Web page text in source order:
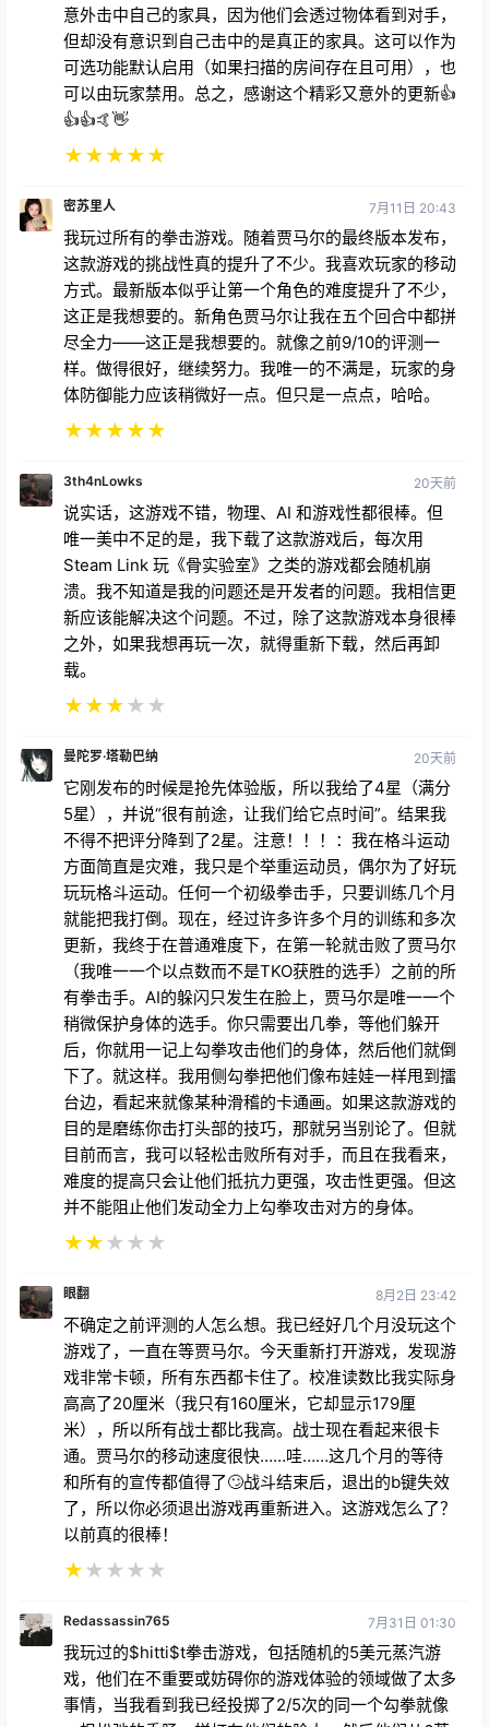
意外击中自己的家具，因为他们会透过物体看到对手，
但却没有意识到自己击中的是真正的家具。这可以作为
可选功能默认启用（如果扫描的房间存在且可用），也
可以由玩家禁用。总之，感谢这个精彩又意外的更新👍
👍👍🤙👋
★★★★★
密苏里人 7月11日 20:43
我玩过所有的拳击游戏。随着贾马尔的最终版本发布，
这款游戏的挑战性真的提升了不少。我喜欢玩家的移动
方式。最新版本似乎让第一个角色的难度提升了不少，
这正是我想要的。新角色贾马尔让我在五个回合中都拼
尽全力——这正是我想要的。就像之前9/10的评测一
样。做得很好，继续努力。我唯一的不满是，玩家的身
体防御能力应该稍微好一点。但只是一点点，哈哈。
★★★★★
3th4nLowks 20天前
说实话，这游戏不错，物理、AI 和游戏性都很棒。但
唯一美中不足的是，我下载了这款游戏后，每次用
Steam Link 玩《骨实验室》之类的游戏都会随机崩
溃。我不知道是我的问题还是开发者的问题。我相信更
新应该能解决这个问题。不过，除了这款游戏本身很棒
之外，如果我想再玩一次，就得重新下载，然后再卸
载。
★★★★ ★
曼陀罗·塔勒巴纳 20天前
它刚发布的时候是抢先体验版，所以我给了4星（满分
5星），并说“很有前途，让我们给它点时间”。结果我
不得不把评分降到了2星。注意！！！：我在格斗运动
方面简直是灾难，我只是个举重运动员，偶尔为了好玩
玩玩格斗运动。任何一个初级拳击手，只要训练几个月
就能把我打倒。现在，经过许多许多个月的训练和多次
更新，我终于在普通难度下，在第一轮就击败了贾马尔
（我唯一一个以点数而不是TKO获胜的选手）之前的所
有拳击手。AI的躲闪只发生在脸上，贾马尔是唯一一个
稍微保护身体的选手。你只需要出几拳，等他们躲开
后，你就用一记上勾拳攻击他们的身体，然后他们就倒
下了。就这样。我用侧勾拳把他们像布娃娃一样甩到擂
台边，看起来就像某种滑稽的卡通画。如果这款游戏的
目的是磨练你击打头部的技巧，那就另当别论了。但就
目前而言，我可以轻松击败所有对手，而且在我看来，
难度的提高只会让他们抵抗力更强，攻击性更强。但这
并不能阻止他们发动全力上勾拳攻击对方的身体。
★★★ ★ ★
眼翻 8月2日 23:42
不确定之前评测的人怎么想。我已经好几个月没玩这个
游戏了，一直在等贾马尔。今天重新打开游戏，发现游
戏非常卡顿，所有东西都卡住了。校准读数比我实际身
高高了20厘米（我只有160厘米，它却显示179厘
米），所以所有战士都比我高。战士现在看起来很卡
通。贾马尔的移动速度很快……哇……这几个月的等待
和所有的宣传都值得了🙄战斗结束后，退出的b键失效
了，所以你必须退出游戏再重新进入。这游戏怎么了？
以前真的很棒！
★★ ★ ★ ★
Redassassin765 7月31日 01:30
我玩过的$hitti$t拳击游戏，包括随机的5美元蒸汽游
戏，他们在不重要或妨碍你的游戏体验的领域做了太多
事情，当我看到我已经投掷了2/5次的同一个勾拳就像